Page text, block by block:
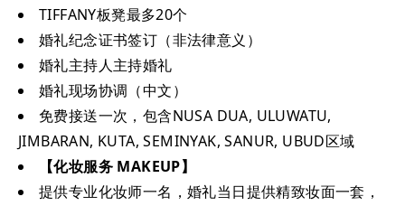
TIFFANY板凳最多20个
婚礼纪念证书签订（非法律意义）
婚礼主持人主持婚礼
婚礼现场协调（中文）
免费接送一次，包含NUSA DUA, ULUWATU,
JIMBARAN, KUTA, SEMINYAK, SANUR, UBUD区域
【化妆服务 MAKEUP】
提供专业化妆师一名，婚礼当日提供精致妆面一套，